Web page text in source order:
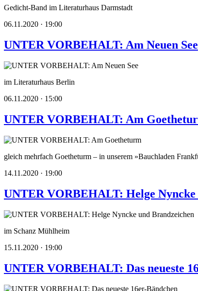
Gedicht-Band im Literaturhaus Darmstadt
06.11.2020 · 19:00
UNTER VORBEHALT: Am Neuen See
im Literaturhaus Berlin
06.11.2020 · 15:00
UNTER VORBEHALT: Am
gleich mehrfach Goetheturm – in unserem »Bauchladen
14.11.2020 · 19:00
UNTER VORBEHALT: Helge Nyncke
im Schanz Mühlheim
15.11.2020 · 19:00
UNTER VORBEHALT: Das neueste